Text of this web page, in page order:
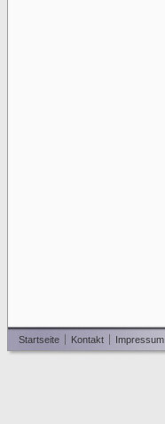
Startseite Kontakt Impressum